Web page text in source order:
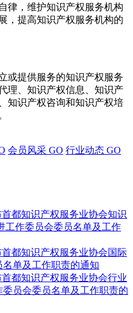
律，维护知识产权服务机构
，提高知识产权服务机构的
或提供服务的知识产权服务
理、知识产权信息、知识产
知识产权咨询和知识产权培
会员风采 GO 行业动态 GO
都知识产权服务业协会知识
工作委员会委员名单及工作
都知识产权服务业协会国际
单及工作职责的通知
都知识产权服务业协会行业
员会委员名单及工作职责的